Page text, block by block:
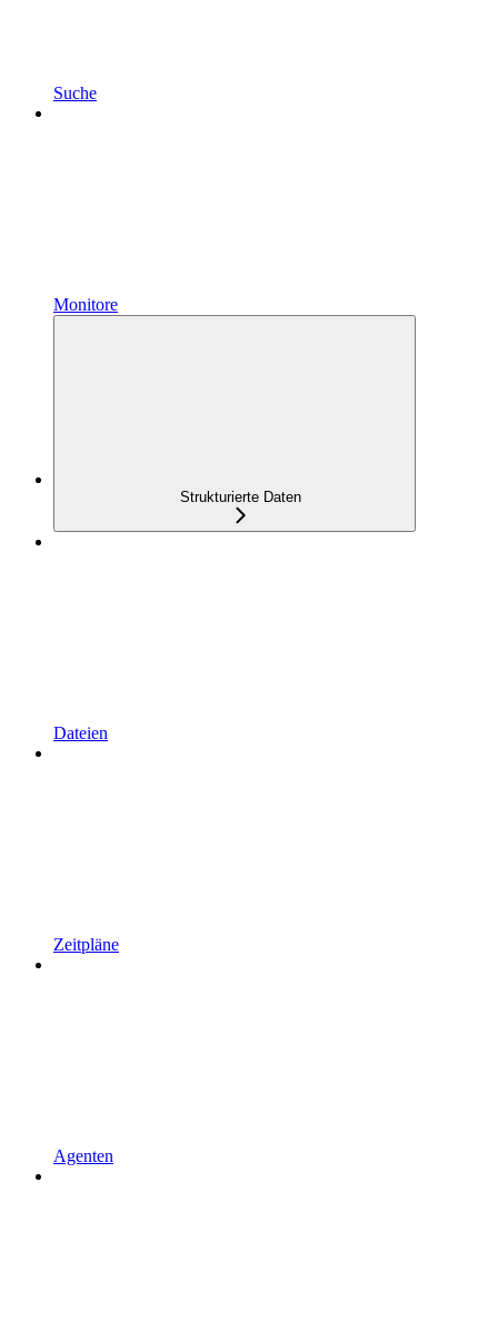
Suche
Monitore
Strukturierte Daten
Dateien
Zeitpläne
Agenten